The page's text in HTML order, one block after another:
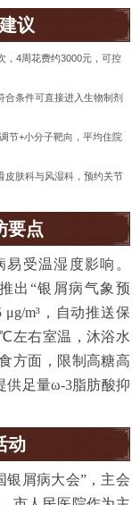
议
，4周花费约3000元，可控
合条件可直接进入生物制剂
节+小分子靶向，平均住院
皮肤科与风湿科，预约关节
要点
受温湿度影响。
出“银屑病气象预
m³，自动推送保
左右室温，沐浴水
方面，限制高糖高
供足量ω-3脂肪酸抑
动
银屑病大会”，主会